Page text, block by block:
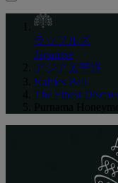
ラッフルズ
Japanese
アジア太平洋
Raffles Bali
The Finest